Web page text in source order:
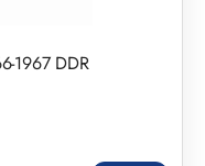
1967 DDR